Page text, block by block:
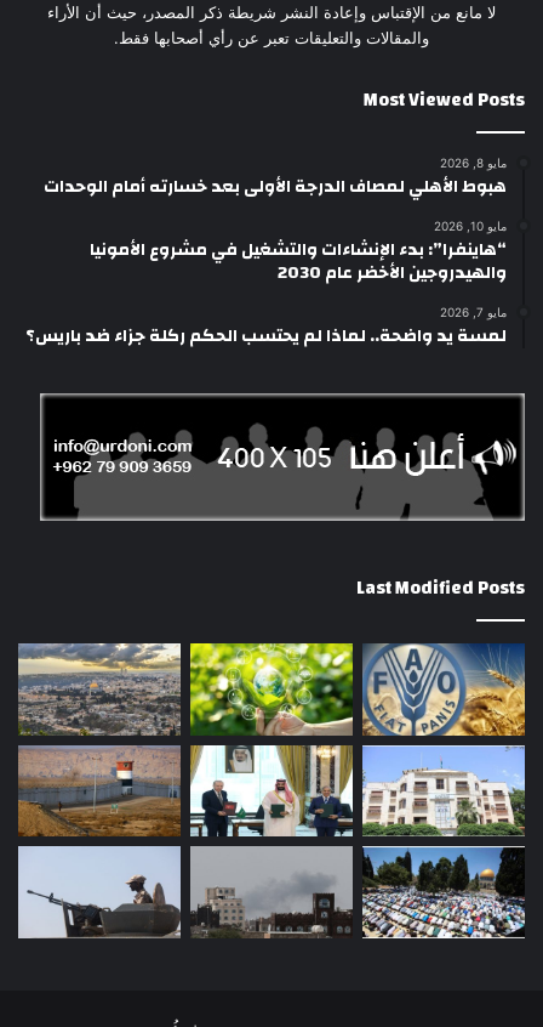
لا مانع من الإقتباس وإعادة النشر شريطة ذكر المصدر، حيث أن الأراء
والمقالات والتعليقات تعبر عن رأي أصحابها فقط.
Most Viewed Posts
مايو 8, 2026
هبوط الأهلي لمصاف الدرجة الأولى بعد خسارته أمام الوحدات
مايو 10, 2026
“هاينفرا”: بدء الإنشاءات والتشغيل في مشروع الأمونيا
والهيدروجين الأخضر عام 2030
مايو 7, 2026
لمسة يد واضحة.. لماذا لم يحتسب الحكم ركلة جزاء ضد باريس؟
Last Modified Posts